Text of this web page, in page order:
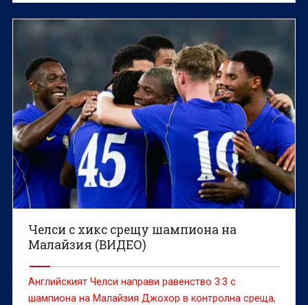
италианското издание La Gazzetta dello Sport
Челси с хикс срещу шампиона на
Малайзия (ВИДЕО)
Английският Челси направи равенство 3:3 с
шампиона на Малайзия Джохор в контролна среща,